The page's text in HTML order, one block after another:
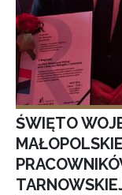
ŚWIĘTO